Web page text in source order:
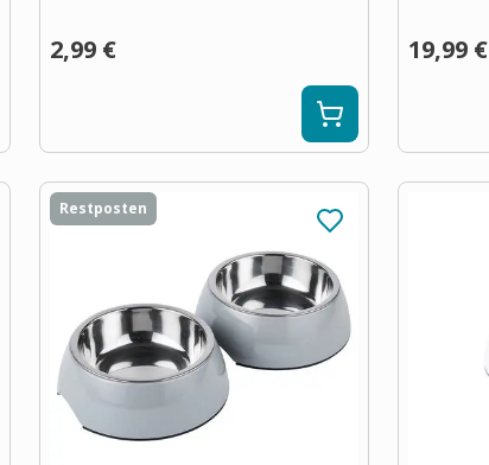
2,99 € 19,99 €
Restposten